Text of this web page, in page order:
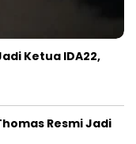
Ketua IDA22,
Resmi Jadi